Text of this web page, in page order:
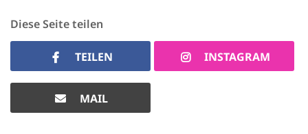
Diese Seite teilen
TEILEN INSTAGRAM
MAIL